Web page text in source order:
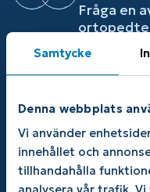
Samtycke
Denna webbplats
Vi använder
innehållet och
tillhandahålla
Fråga en
kontakta
personlig
Hjälp &